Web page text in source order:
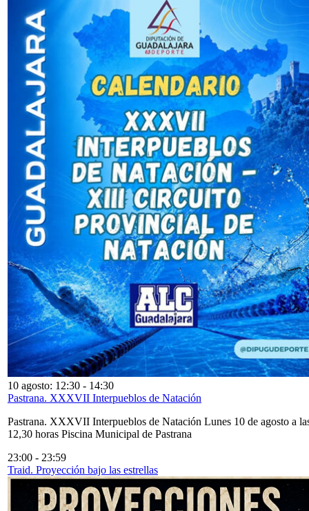
10 agosto: 12:30 - 14:30
Pastrana. XXXVII Interpueblos de Natación
Pastrana. XXXVII Interpueblos de Natación Lunes 10 de agosto a
12,30 horas Piscina Municipal de Pastrana
23:00 - 23:59
Traid. Proyección bajo las estrellas